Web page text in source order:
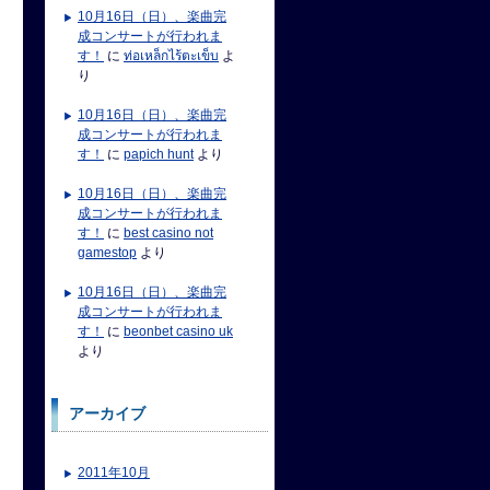
10月16日（日）、楽曲完
成コンサートが行われま
す！
に ท่อเหล็กไร้ตะเข็บ よ
り
10月16日（日）、楽曲完
成コンサートが行われま
す！
に papich huntより
10月16日（日）、楽曲完
成コンサートが行われま
す！
に best casino not
gamestop より
10月16日（日）、楽曲完
成コンサートが行われま
す！
に beonbet casino uk
より
アーカイブ
2011年10月